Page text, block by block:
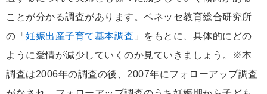
ことが分かる調査があります。ベネッセ教育総合研究所
の「 妊娠出産子育て基本調査 」をもとに、具体的にどの
ように愛情が減少していくのか見ていきましょう。※本
調査は2006年の調査の後、2007年にフォローアップ調査